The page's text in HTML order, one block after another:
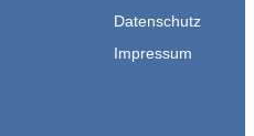
Datenschutz
Impressum